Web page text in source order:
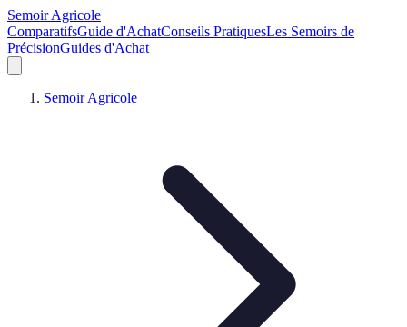
Semoir Agricole
ComparatifsGuide d'AchatConseils PratiquesLes Semoirs de
PrécisionGuides d'Achat
Semoir Agricole